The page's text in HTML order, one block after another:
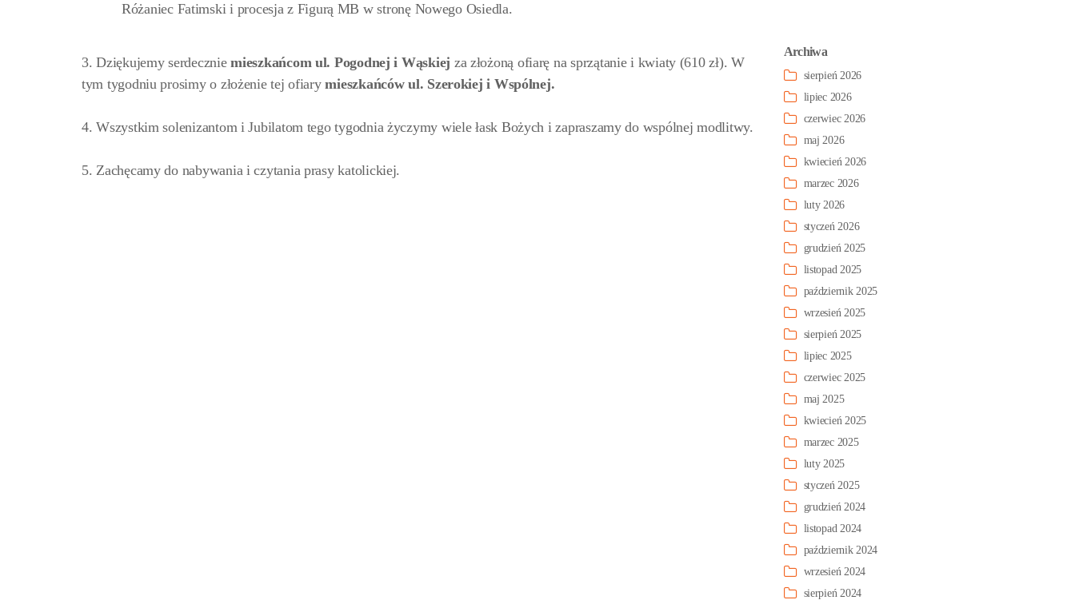
Różaniec Fatimski i procesja z Figurą MB w stronę Nowego Osiedla.
3. Dziękujemy serdeczniemieszkańcom ul. Pogodnej i Wąskiej za złożoną ofiarę na sprzątanie i kwiaty (610 zł). W
tym tygodniu prosimy o złożenie tej ofiarymieszkańców ul. Szerokiej i Wspólnej.
4. Wszystkim solenizantom i Jubilatom tego tygodnia życzymy wiele łask Bożych i zapraszamy do wspólnej modlitwy.
5. Zachęcamy do nabywania i czytania prasy katolickiej.
Archiwa
sierpień 2026
lipiec 2026
czerwiec 2026
maj 2026
kwiecień 2026
marzec 2026
luty 2026
styczeń 2026
grudzień 2025
listopad 2025
październik 2025
wrzesień 2025
sierpień 2025
lipiec 2025
czerwiec 2025
maj 2025
kwiecień 2025
marzec 2025
luty 2025
styczeń 2025
grudzień 2024
listopad 2024
październik 2024
wrzesień 2024
sierpień 2024